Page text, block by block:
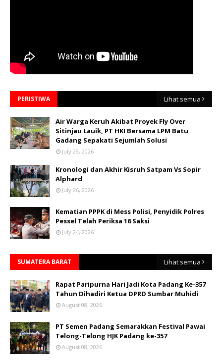
PERISTIWA Lihat semua
Air Warga Keruh Akibat Proyek Fly Over
Sitinjau Lauik, PT HKI Bersama LPM Batu
Gadang Sepakati Sejumlah Solusi
July 29, 2026
Kronologi dan Akhir Kisruh Satpam Vs Sopir
Alphard
July 26, 2026
Kematian PPPK di Mess Polisi, Penyidik Polres
Pessel Telah Periksa 16 Saksi
July 24, 2026
SUMATERA BARAT Lihat semua
Rapat Paripurna Hari Jadi Kota Padang Ke-357
Tahun Dihadiri Ketua DPRD Sumbar Muhidi
August 08, 2026
PT Semen Padang Semarakkan Festival Pawai
Telong-Telong HJK Padang ke-357
August 08, 2026